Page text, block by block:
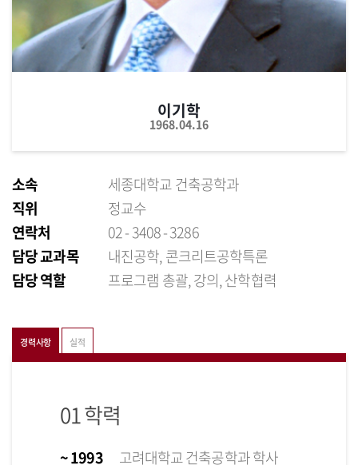
이기학
1968.04.16
소속
세종대학교 건축공학과
직위
정교수
연락처
02 - 3408 - 3286
담당 교과목
내진공학, 콘크리트공학특론
담당 역할
프로그램 총괄, 강의, 산학협력
경력사항 실적
01 학력
~ 1993
고려대학교 건축공학과 학사